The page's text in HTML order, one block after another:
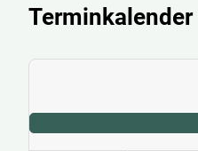
Terminkalender